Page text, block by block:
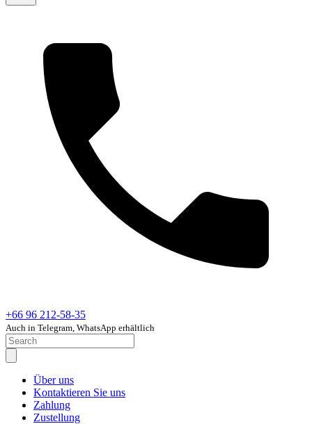
+66 96 212-58-35
Auch in Telegram, WhatsApp erhältlich
Über uns
Kontaktieren Sie uns
Zahlung
Zustellung